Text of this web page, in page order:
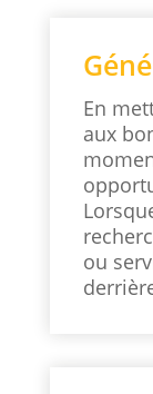
En
aux
ou